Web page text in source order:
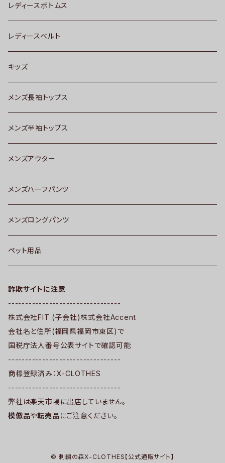
レディースボトムス
レディースベルト
キッズ
メンズ長袖トップス
メンズ半袖トップス
メンズアウター
メンズハーフパンツ
メンズロングパンツ
ペット用品
詐欺サイトに注意
---------------------------------
株式会社FIT (子会社)株式会社Accent
会社名と住所(福岡県福岡市東区)で
国税庁法人番号公表サイトで確認可能
---------------------------------
商標登録済み：X-CLOTHES
---------------------------------
弊社は楽天市場に出店していません。
模倣品や転売品にご注意ください。
© 刺繍の森X-CLOTHES【公式通販サイト】